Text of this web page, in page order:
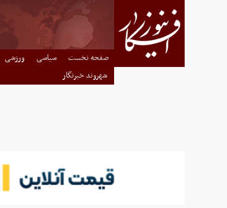
صفحه نخست سیاسی ورزشی
شهروند خبرنگار